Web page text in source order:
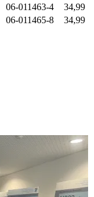
06-011463-4
34,99
06-011465-8 34,99